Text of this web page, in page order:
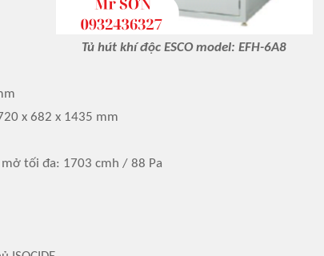
Tủ hút khí độc ESCO model: EFH-6A8
x 682 x 1435 mm
tối đa: 1703 cmh / 88 Pa